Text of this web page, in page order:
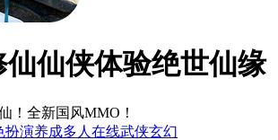
仙仙侠体验绝世仙缘
！全新国风MMO！
扮演养成多人在线武侠玄幻